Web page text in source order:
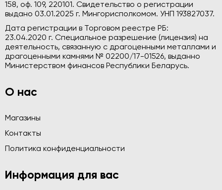
158, оф. 109, 220101. Свидетельство о регистрации
выдано 03.01.2025 г. Мингорисполкомом. УНП 193827037.
Дата регистрации в Торговом реестре РБ:
23.04.2020 г. Специальное разрешение (лицензия) на
деятельность, связанную с драгоценными металлами и
драгоценными камнями № 02200/17-01526, выданно
Министерством финансов Республики Беларусь.
О нас
Магазины
Контакты
Политика конфиденциальности
Информация для вас